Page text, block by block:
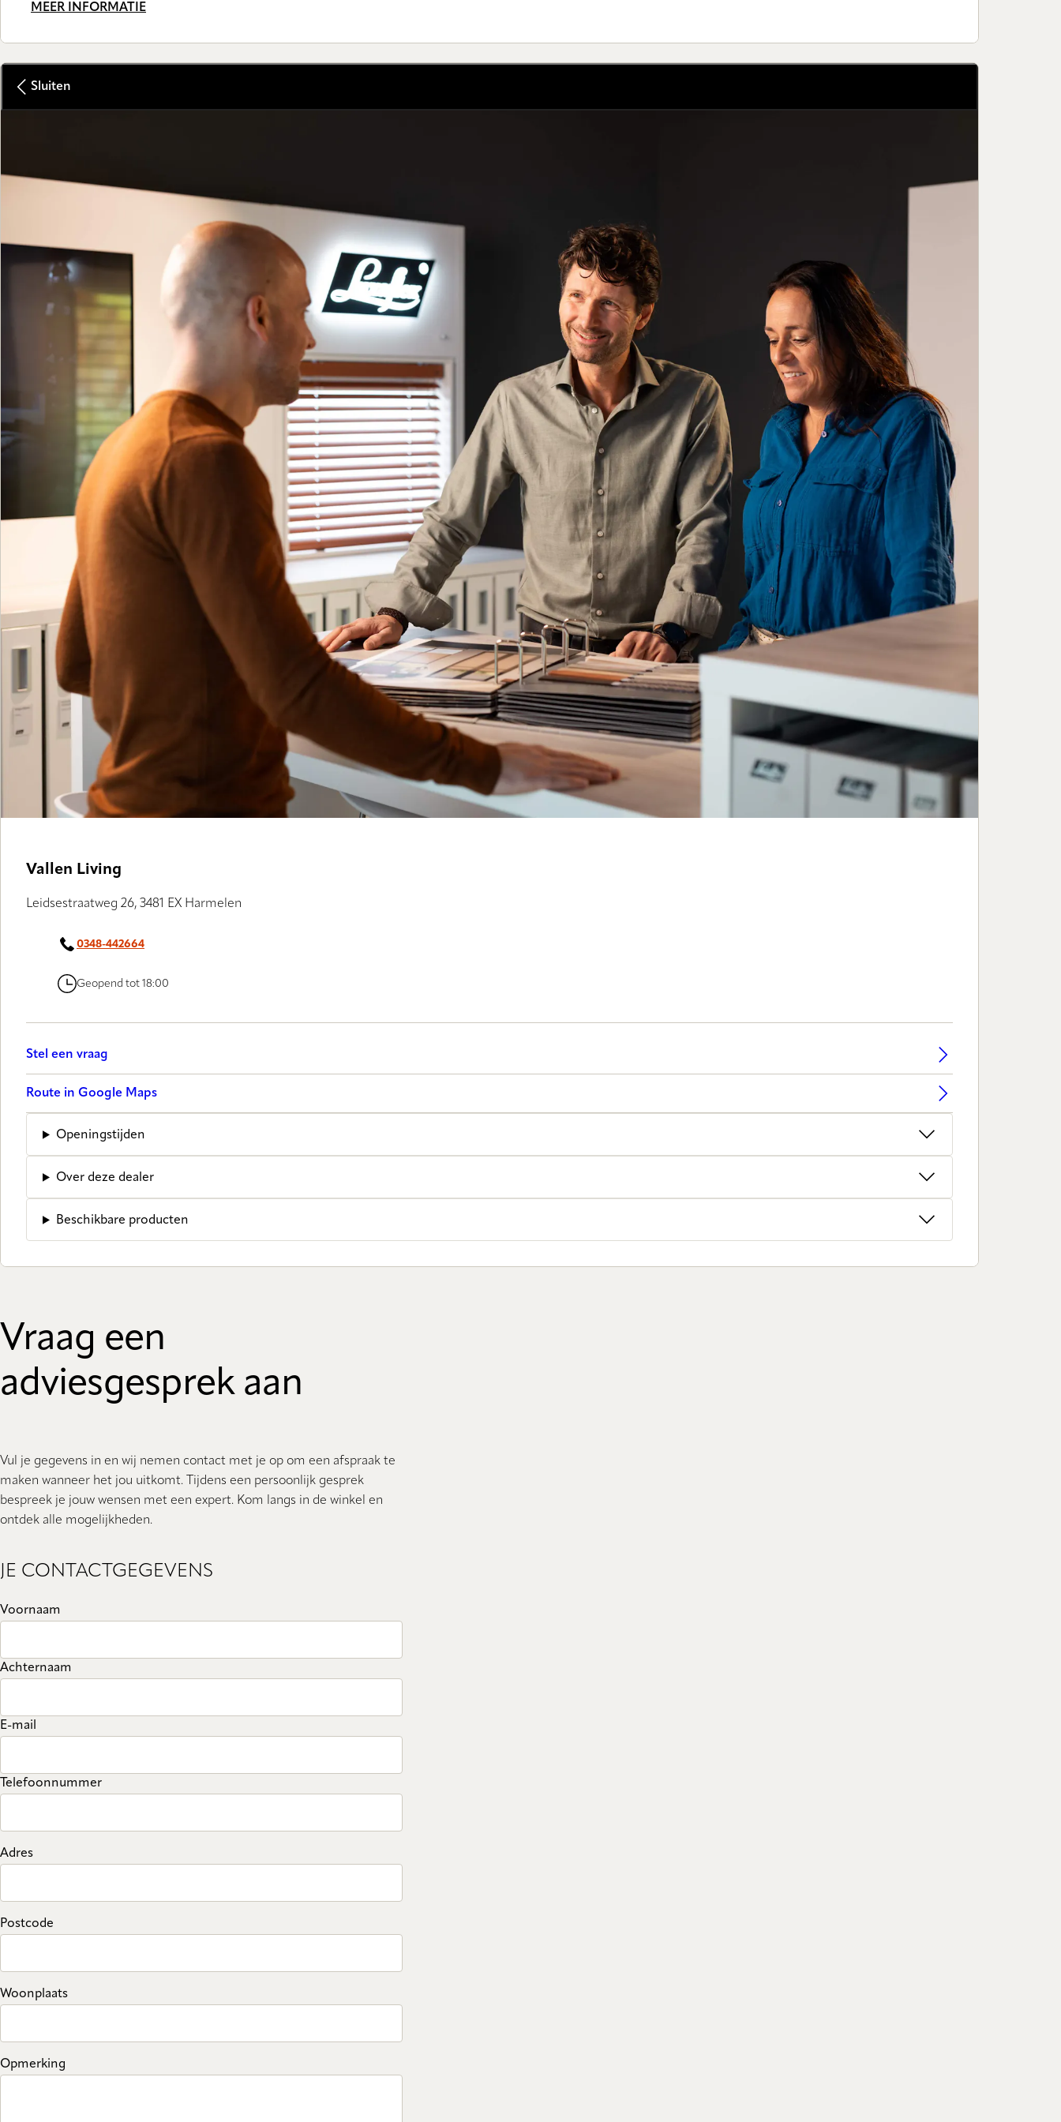
MEER INFORMATIE
Sluiten
Vallen Living
Leidsestraatweg 26, 3481 EX Harmelen
0348-442664
Geopend tot 18:00
Stel een vraag
Route in Google Maps
Openingstijden
Over deze dealer
Beschikbare producten
Vraag een
adviesgesprek aan
Vul je gegevens in en wij nemen contact met je op om een afspraak te
maken wanneer het jou uitkomt. Tijdens een persoonlijk gesprek
bespreek je jouw wensen met een expert. Kom langs in de winkel en
ontdek alle mogelijkheden.
JE CONTACTGEGEVENS
Voornaam
Achternaam
E-mail
Telefoonnummer
Adres
Postcode
Woonplaats
Opmerking